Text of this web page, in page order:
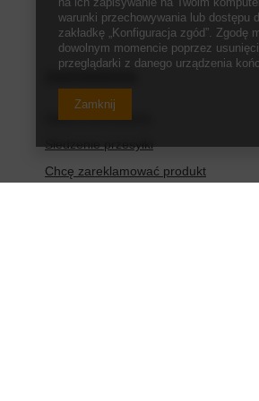
Status zamówienia
Śledzenie przesyłki
Chcę zareklamować produkt
warunki przechowywania lub dostępu
zakładkę „Konfiguracja zgód”. Zgodę
dowolnym momencie poprzez
przeglądarki z danego urządzenia
Zamknij